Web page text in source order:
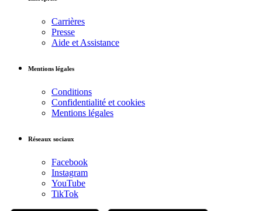
Carrières
Presse
Aide et Assistance
Mentions légales
Conditions
Confidentialité et cookies
Mentions légales
Réseaux sociaux
Facebook
Instagram
YouTube
TikTok